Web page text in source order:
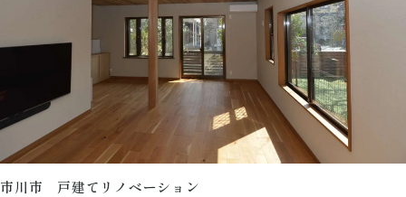
市川市 戸建てリノベーション